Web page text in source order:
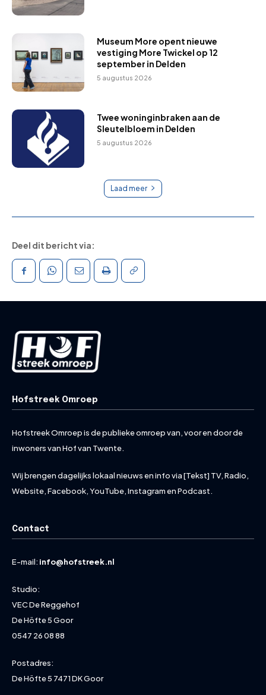
Museum More opent nieuwe
vestiging More Twickel op 12
september in Delden
5 augustus 2026
Twee woninginbraken aan de
Sleutelbloem in Delden
5 augustus 2026
Laad meer
Deel dit bericht via:
Hofstreek Omroep
Hofstreek Omroep is de publieke omroep van, voor en door de
inwoners van Hof van Twente.
Wij brengen dagelijks lokaal nieuws en info via [Tekst] TV, Radio,
Website, Facebook, YouTube, Instagram en Podcast.
Contact
E-mail: info@hofstreek.nl
Studio:
VEC De Reggehof
De Höfte 5 Goor
0547 26 08 88
Postadres:
De Höfte 5 7471 DK Goor